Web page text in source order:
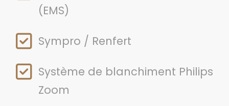
(EMS)
Sympro / Renfert
Système de blanchiment Philips
Zoom